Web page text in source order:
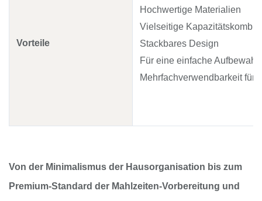
Vorteile
Hochwertige Materialien
Vielseitige
Stackbares Design
Für eine einfache
Mehrfachverwendbarkeit für
Von der Minimalismus der Hausorganisation bis zum
Premium-Standard der Mahlzeiten-Vorbereitung und